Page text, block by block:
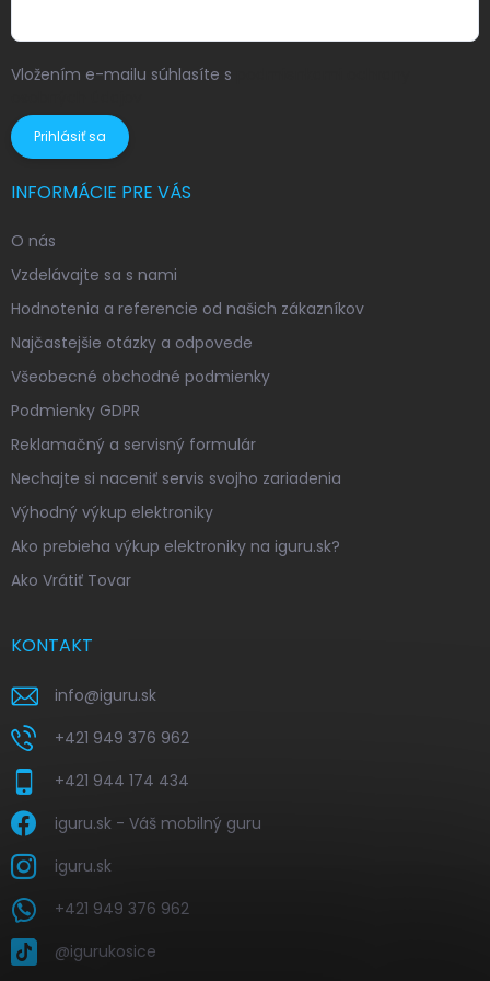
Vložením e-mailu súhlasíte s
Prihlásiť sa
INFORMÁCIE PRE VÁS
O nás
Vzdelávajte sa s nami
Hodnotenia a referencie od našich zákazníkov
Najčastejšie otázky a odpovede
Všeobecné obchodné podmienky
Podmienky GDPR
Reklamačný a servisný formulár
Nechajte si naceniť servis svojho zariadenia
Výhodný výkup elektroniky
Ako prebieha výkup elektroniky na iguru.sk?
Ako Vrátiť Tovar
KONTAKT
info@iguru.sk
+421 949 376 962
+421 944 174 434
iguru.sk - Váš mobilný guru
iguru.sk
+421 949 376 962
@igurukosice